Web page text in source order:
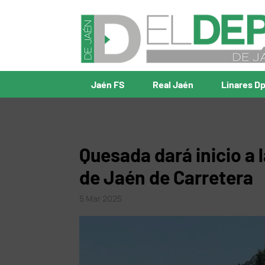
Jaén FS Real Jaén Linares
Quesada dará inicio
de Jaén de Carretera